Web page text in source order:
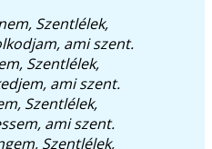
Szentlélek,
ami szent.
Szentlélek,
ami szent.
Szentlélek,
ami szent.
Szentlélek,